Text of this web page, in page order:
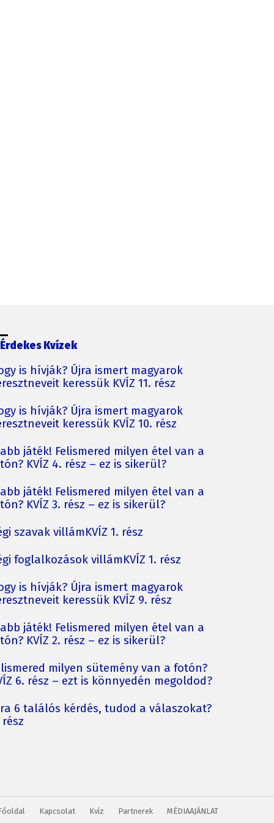
Érdekes Kvízek
is hívják? Újra ismert magyarok
keressük KVÍZ 11. rész
is hívják? Újra ismert magyarok
keressük KVÍZ 10. rész
játék! Felismered milyen étel van a
KVÍZ 4. rész – ez is sikerül?
játék! Felismered milyen étel van a
KVÍZ 3. rész – ez is sikerül?
szavak villámKVÍZ 1. rész
foglalkozások villámKVÍZ 1. rész
is hívják? Újra ismert magyarok
keressük KVÍZ 9. rész
játék! Felismered milyen étel van a
KVÍZ 2. rész – ez is sikerül?
milyen sütemény van a fotón?
6. rész – ezt is könnyedén megoldod?
6 találós kérdés, tudod a válaszokat?
Kapcsolat Kvíz Partnerek MÉDIAAJÁNLAT